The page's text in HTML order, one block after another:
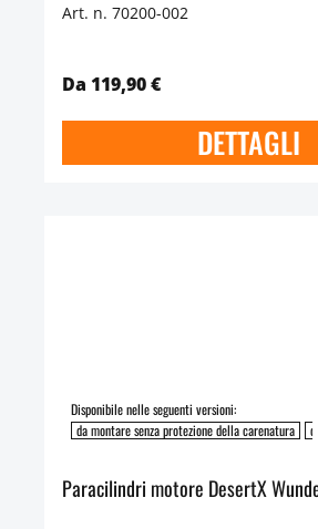
Art. n. 70200-002
Da 119,90 €
DETTAGLI
Disponibile nelle seguenti versioni:
da montare senza protezione della carenatura
Paracilindri motore DesertX